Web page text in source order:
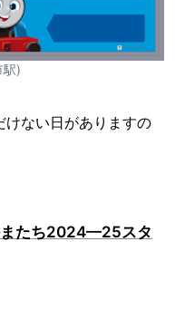
駅)
ない日がありますの
またち2024—25スタ